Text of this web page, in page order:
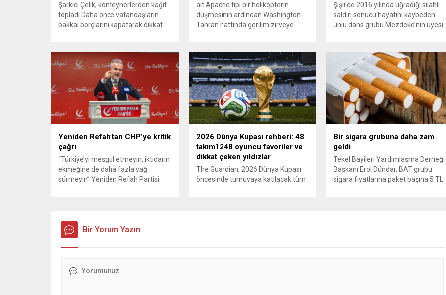
Şarkıcı Çelik, konteynerlerden kağıt
topladı Daha önce vatandaşların
bakkal borçlarını kapatarak dikkat
Çelik, Samsun’un İlkadım ilçesinde
çöpten kağıt toplayarak geçimini
sağlayan Serpil Hanım’a destek
oldu. Çelik, sokaklardaki
konteynerlerden kağıt topladı. Ünlü
şarkıcı Çelik, Samsun’un İlkadım
ilçesinde çöpten kağıt toplayarak...
ait Apache tipi bir helikopterin
düşmesinin ardından Washington-
Tahran hattında gerilim zirveye
savunma sistemleri ve radarları
vurmasına, İran Devrim Muhafızları
Bahreyn ve Ürdün’deki Amerikan
askeri üslerini hedef alarak sert
karşılık verdi. Tahran, yeni bir ABD
saldırısına anında yanıt verileceğini
duyurdu....
Şişli’de 2016 yılında uğradığı silahlı
saldırı sonucu hayatını kaybeden
ünlü dans grubu Mezdeke’nin üyesi
kamerası görüntüsünü ve bin 700
Akbil kaydını inceleyen Cinayet Büro
ekipleri, cinayeti işlediğini itiraf eden
maktulün akrabası Bülent G. ile
azmettirici olduğu öne sürülen 2...
Yeniden Refah’tan CHP’ye kritik
çağrı
“Türkiye’yi meşgul etmeyin, iktidarın
ekmeğine de daha fazla yağ
sürmeyin” Yeniden Refah Partisi
muhalefetsiz, ana muhalefet
gündemsiz kalmamalıdır. Bir an
önce anlaşın, kurultay kararı alın,
adresi olun. Türkiye’yi...
2026 Dünya Kupası rehberi: 48
takım1248 oyuncu favoriler ve
dikkat çeken yıldızlar
The Guardian, 2026 Dünya Kupası
öncesinde turnuvaya katılacak tüm
takımı “dünya sahnesinde etki
Bir sigara grubuna daha zam
geldi
Tekel Bayileri Yardımlaşma Derneği
Başkanı Erol Dündar, BAT grubu
sigara fiyatlarına paket başına 5 TL
British American Tobacco (BAT) da
Bir Yorum Yazın